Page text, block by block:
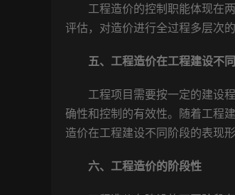
工程造价的控制职能体现在两
评估，对造价进行全过程多层次
五、工程造价在工程建设不
工程项目需要按一定的建设程
确性和控制的有效性。随着工程
造价在工程建设不同阶段的表现
六、工程造价的阶段性